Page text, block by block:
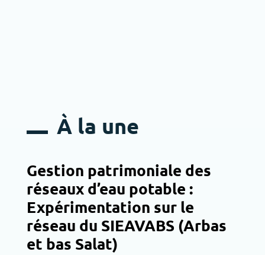
À la une
Gestion patrimoniale des
réseaux d’eau potable :
Expérimentation sur le
réseau du SIEAVABS (Arbas
et bas Salat)